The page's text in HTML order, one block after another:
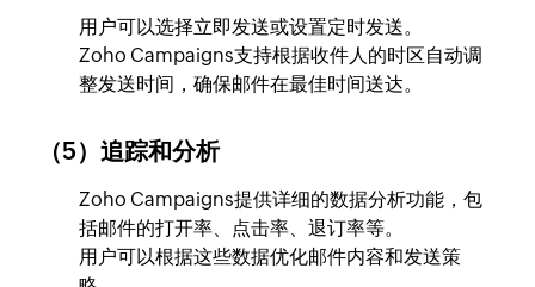
用户可以选择立即发送或设置定时发送。
Zoho Campaigns支持根据收件人的时区自动调
整发送时间，确保邮件在最佳时间送达。
（5）追踪和分析
Zoho Campaigns提供详细的数据分析功能，包
括邮件的打开率、点击率、退订率等。
用户可以根据这些数据优化邮件内容和发送策